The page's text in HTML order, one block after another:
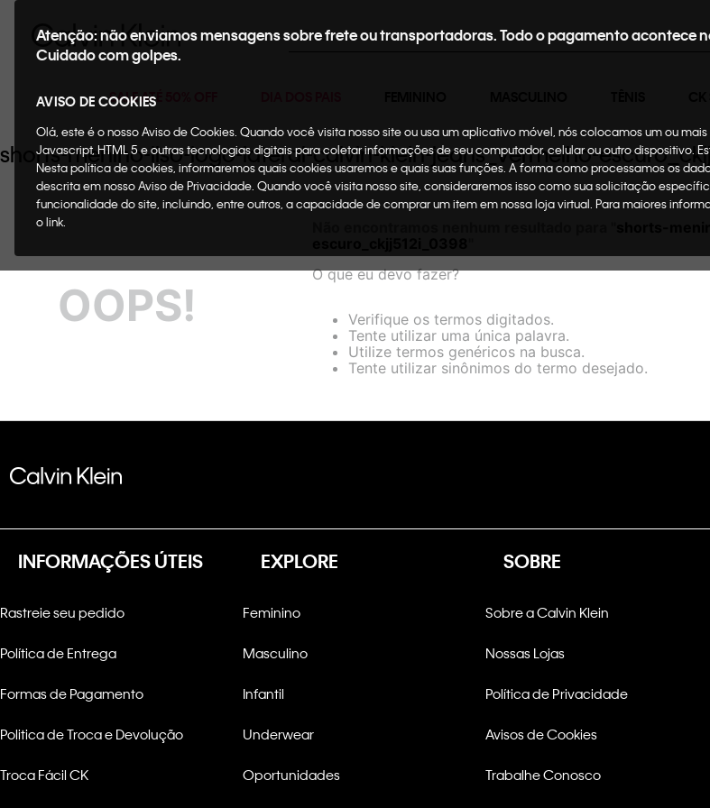
Buscar
SALE ATÉ 50% OFF
Atenção: não enviamos mensagens sobre frete ou transportadoras. Todo o pagamento acontece
Cuidado com golpes.
AVISO DE COOKIES
Olá, este é o nosso Aviso de Cookies. Quando você visita nosso site ou usa um aplicativo móvel, nós colocamos um ou
Javascript, HTML 5 e outras tecnologias digitais para coletar informações de seu computador, celular ou outro dispositivo.
Nesta política de cookies, informaremos quais cookies usaremos e quais suas funções. A forma como processamos os
descrita em nosso Aviso de Privacidade. Quando você visita nosso site, consideraremos isso como sua solicitação
funcionalidade do site, incluindo, entre outros, a capacidade de comprar um item em nossa loja virtual. Para maiores
o link.
shorts-menino-liso-logo-lateral-calvin-klein-jeans_vermelho-
OOPS!
O que eu devo fazer?
Verifique os termos digitados.
Tente utilizar uma única palavra.
Utilize termos genéricos na busca.
Tente utilizar sinônimos do termo desejado.
INFORMAÇÕES ÚTEIS
Rastreie seu pedido
Política de Entrega
Formas de Pagamento
Politica de Troca e Devolução
Troca Fácil CK
EXPLORE
Feminino
Masculino
Infantil
Underwear
Oportunidades
SOBRE
Sobre a Calvin Klein
Nossas Lojas
Política de Privacidade
Avisos de Cookies
Trabalhe Conosco